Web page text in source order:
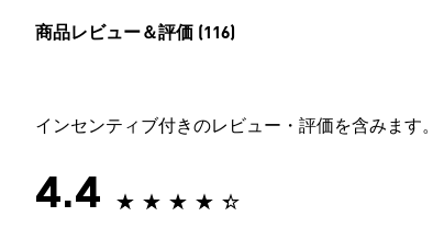
商品レビュー＆評価 (116)
インセンティブ付きのレビュー・評価を含みます
4.4